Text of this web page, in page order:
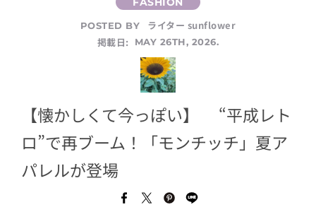
POSTED BY
ライター sunflower
掲載日:
MAY 26TH, 2026.
【懐かしくて今っぽい】 “平成レト
ロ”で再ブーム！「モンチッチ」夏ア
パレルが登場